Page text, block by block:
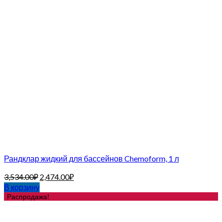
Рандклар жидкий для бассейнов Chemoform, 1 л
3,534.00₽ 2,474.00₽
В корзину
Распродажа!